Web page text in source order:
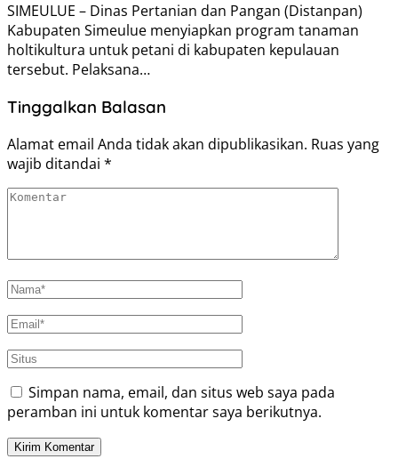
SIMEULUE – Dinas Pertanian dan Pangan (Distanpan)
Kabupaten Simeulue menyiapkan program tanaman
holtikultura untuk petani di kabupaten kepulauan
tersebut. Pelaksana…
Tinggalkan Balasan
Alamat email Anda tidak akan dipublikasikan. Ruas yang
wajib ditandai *
Simpan nama, email, dan situs web saya pada
peramban ini untuk komentar saya berikutnya.